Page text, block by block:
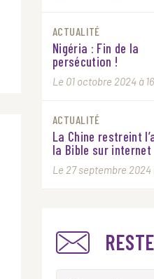
ACTUALITÉ
Nigéria : Fin de la
persécution !
Le 01 octobre 2024 à
ACTUALITÉ
La Chine restreint
la Bible sur internet
Le 27 septembre 2024